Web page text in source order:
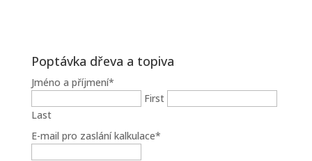
Poptávka dřeva a topiva
Jméno a příjmení*
First
Last
E-mail pro zaslání kalkulace*